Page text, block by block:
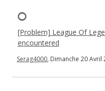
[Problem] League Of
encountered
Serag4000, Dimanche 20 Avril